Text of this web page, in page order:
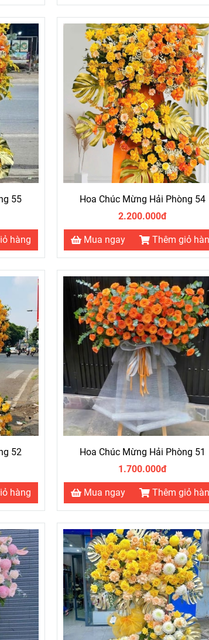
hoa phù hợp với không gian và phong cách
55
hàng
Hoa Chúc Mừng Hải Phòng 54
2.200.000đ
Mua ngay Thêm giỏ
52
hàng
Hoa Chúc Mừng Hải Phòng 51
1.700.000đ
Mua ngay Thêm giỏ